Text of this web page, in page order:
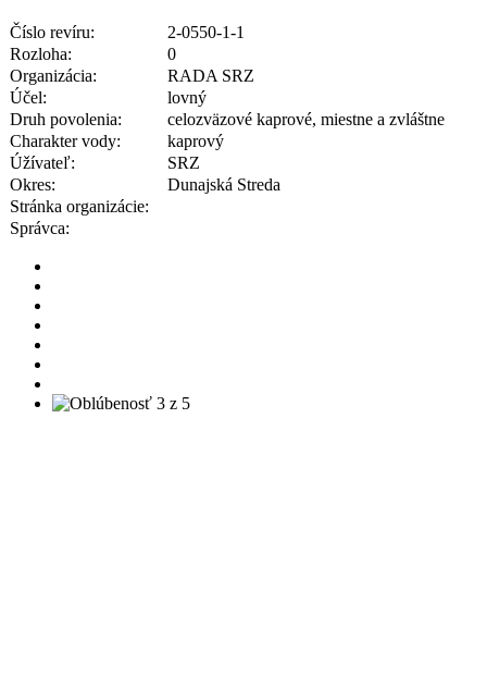
Číslo revíru:
2-0550-1-1
Rozloha:
0
Organizácia:
RADA SRZ
Účel:
lovný
Druh povolenia:
celozväzové kaprové, miestne a zvláštne
Charakter vody:
kaprový
Úžívateľ:
SRZ
Okres:
Dunajská Streda
Stránka organizácie:
Správca: